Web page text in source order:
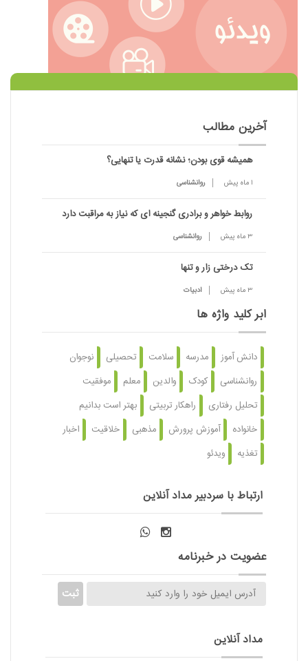
آخرین مطالب
همیشه قوی بودن؛ نشانه قدرت یا تنهایی؟
1 ماه پیش روانشناسی
روابط خواهر و برادری گنجینه ای که نیاز به مراقبت دارد
3 ماه پیش روانشناسی
تک درختی زار و تنها
3 ماه پیش ادبیات
ابر کلید واژه ها
دانش آموز مدرسه سلامت تحصیلی
نوجوان
روانشناسی
کودک والدین معلم
موفقیت
تحلیل رفتاری
راهکار تربیتی
بهتر است بدانیم
خانواده
آموزش پرورش مذهبی خلاقیت
اخبار
تغذیه
ویدئو
ارتباط با سردبیر مداد آنلاین
عضویت در خبرنامه
مداد آنلاین